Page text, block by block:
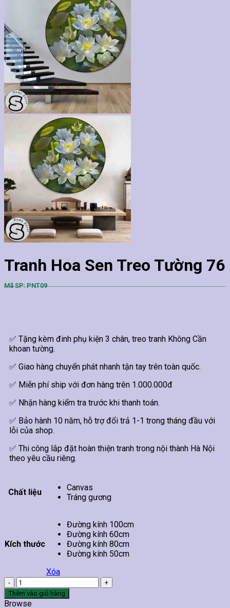
Tranh Hoa Sen Treo Tường 76
Mã SP: PNT09
✅ Tặng kèm đinh phụ kiện 3 chân, treo tranh Không Cần
khoan tường.
✅ Giao hàng chuyển phát nhanh tận tay trên toàn quốc.
✅ Miễn phí ship với đơn hàng trên 1.000.000đ
✅ Nhận hàng kiểm tra trước khi thanh toán.
✅ Bảo hành 10 năm, hỗ trợ đổi trả 1-1 trong tháng đầu với
lỗi của shop.
✅ Thi công lắp đặt hoàn thiện tranh trong nội thành Hà Nội
theo yêu cầu riêng.
Chất liệu
Canvas
Tráng gương
Kích thước
Đường kính 100cm
Đường kính 60cm
Đường kính 80cm
Đường kính 50cm
Xóa
Tranh
Hoa
Sen
Thêm vào giỏ hàng
Browse